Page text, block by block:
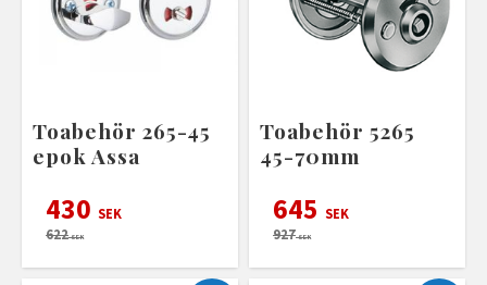
Toabehör 265-45
epok Assa
430 SEK
622SEK
Toabehör 5265
45-70mm
645 SEK
927SEK